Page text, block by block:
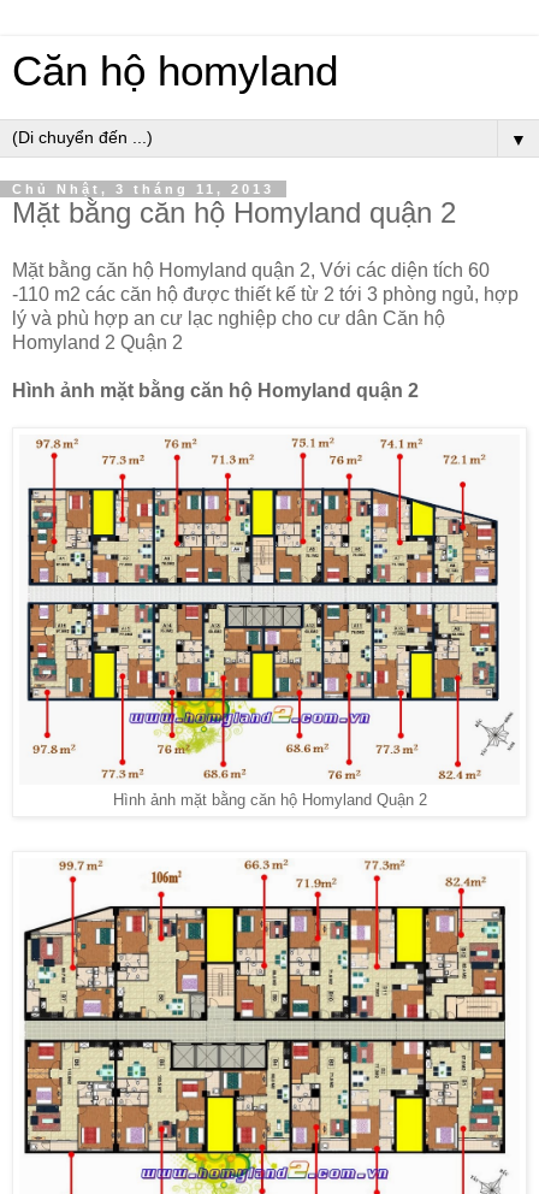
Căn hộ homyland
▼
Chủ Nhật, 3 tháng 11, 2013
Mặt bằng căn hộ Homyland quận 2
Mặt bằng căn hộ Homyland quận 2, Với các diện tích 60
-110 m2 các căn hộ được thiết kế từ 2 tới 3 phòng ngủ, hợp
lý và phù hợp an cư lạc nghiệp cho cư dân Căn hộ
Homyland 2 Quận 2
Hình ảnh mặt bằng căn hộ Homyland quận 2
Hình ảnh mặt bằng căn hộ Homyland Quận 2